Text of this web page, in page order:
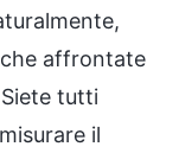
affrontate
tutti
il